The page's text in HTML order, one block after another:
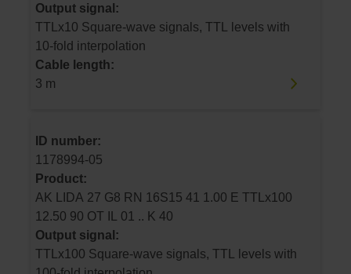
Output signal:
TTLx10 Square-wave signals, TTL levels with
10-fold interpolation
Cable length:
3 m
ID number:
1178994-05
Product:
AK LIDA 27 G8 RN 16S15 41 1.00 E TTLx100
12.50 90 OT IL 01 .. K 40
Output signal:
TTLx100 Square-wave signals, TTL levels with